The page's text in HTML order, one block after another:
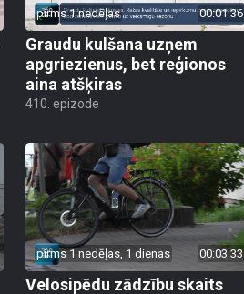
pirms 1 nedēļas 00:01:36
Graudu kulšana uzņem
apgriezienus, bet reģionos
aina atšķiras
410. epizode
pirms 1 nedēļas, 1 dienas 00:03:33
Velosipēdu zādzību skaits